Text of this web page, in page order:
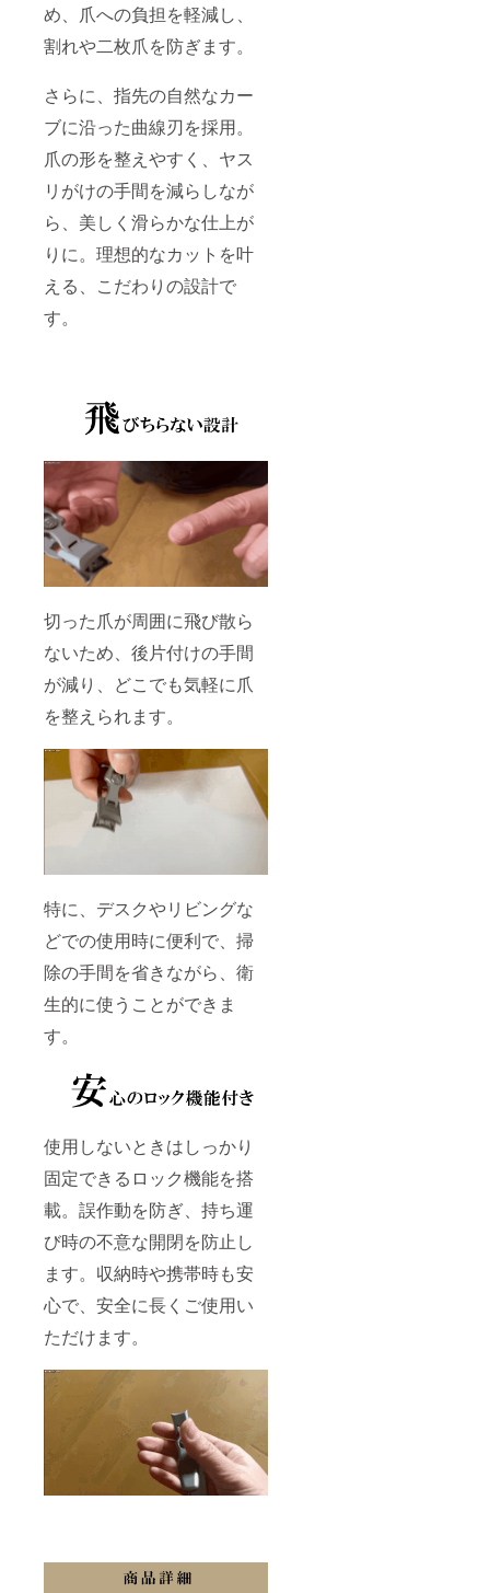
め、爪への負担を軽減し、
割れや二枚爪を防ぎます。
さらに、指先の自然なカー
ブに沿った曲線刃を採用。
爪の形を整えやすく、ヤス
リがけの手間を減らしなが
ら、美しく滑らかな仕上が
りに。理想的なカットを叶
える、こだわりの設計で
す。
切った爪が周囲に飛び散ら
ないため、後片付けの手間
が減り、どこでも気軽に爪
を整えられます。
特に、デスクやリビングな
どでの使用時に便利で、掃
除の手間を省きながら、衛
生的に使うことができま
す。
使用しないときはしっかり
固定できるロック機能を搭
載。誤作動を防ぎ、持ち運
び時の不意な開閉を防止し
ます。収納時や携帯時も安
心で、安全に長くご使用い
ただけます。